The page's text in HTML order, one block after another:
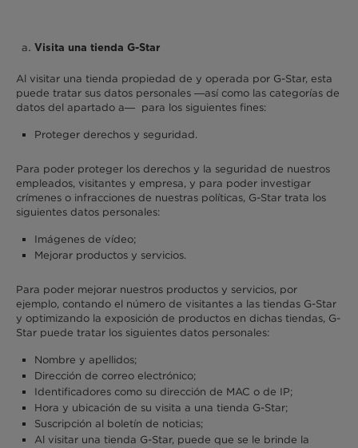
Visita una tienda G-Star
Al visitar una tienda propiedad de y operada por G-Star, esta
puede tratar sus datos personales —así como las categorías de
datos del apartado a— para los siguientes fines:
Proteger derechos y seguridad.
Para poder proteger los derechos y la seguridad de nuestros
empleados, visitantes y empresa, y para poder investigar
crímenes o infracciones de nuestras políticas, G-Star trata los
siguientes datos personales:
Imágenes de vídeo;
Mejorar productos y servicios.
Para poder mejorar nuestros productos y servicios, por
ejemplo, contando el número de visitantes a las tiendas G-Star
y optimizando la exposición de productos en dichas tiendas, G-
Star puede tratar los siguientes datos personales:
Nombre y apellidos;
Dirección de correo electrónico;
Identificadores como su dirección de MAC o de IP;
Hora y ubicación de su visita a una tienda G-Star;
Suscripción al boletín de noticias;
Al visitar una tienda G-Star, puede que se le brinde la